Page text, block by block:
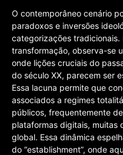
O contemporâneo cenário
paradoxos e inversões
categorizações
transformação, observa-se
onde lições cruciais do
do século XX, parecem ser
Essa lacuna permite que
associados a regimes
públicos, frequentemente
plataformas digitais, muitas
global. Essa dinâmica
do “establishment”, onde